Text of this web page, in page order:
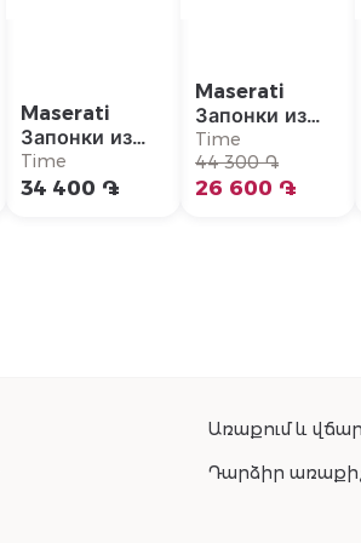
Maserati
Запонки из
нержавеющей
стали/
Time
34 400 ֏
Maserati
Запонки из
нержавеющей
стали/
JM5249JD02
Time
44 300 ֏
26 600 ֏
Առաքում և
Դարձիր